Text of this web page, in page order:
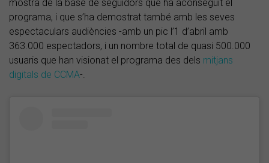
mostra de la base de seguidors que ha aconseguit el
programa, i que s’ha demostrat també amb les seves
espectaculars audiències -amb un pic l’1 d’abril amb
363.000 espectadors, i un nombre total de quasi 500.000
usuaris que han visionat el programa des dels mitjans
digitals de CCMA-.